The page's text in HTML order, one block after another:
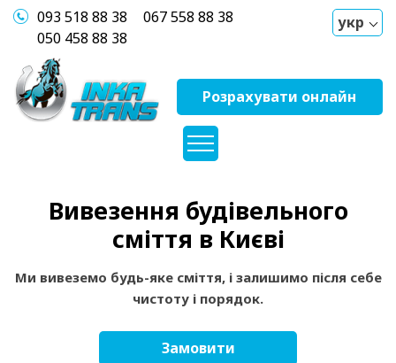
093 518 88 38
067 558 88 38
050 458 88 38
укр
Розрахувати онлайн
Вивезення будівельного
сміття в Києві
Ми вивеземо будь-яке сміття, і залишимо після себе
чистоту і порядок.
Замовити